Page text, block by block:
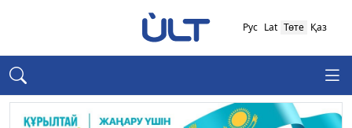
Қаз
Төте
Lat
Рус